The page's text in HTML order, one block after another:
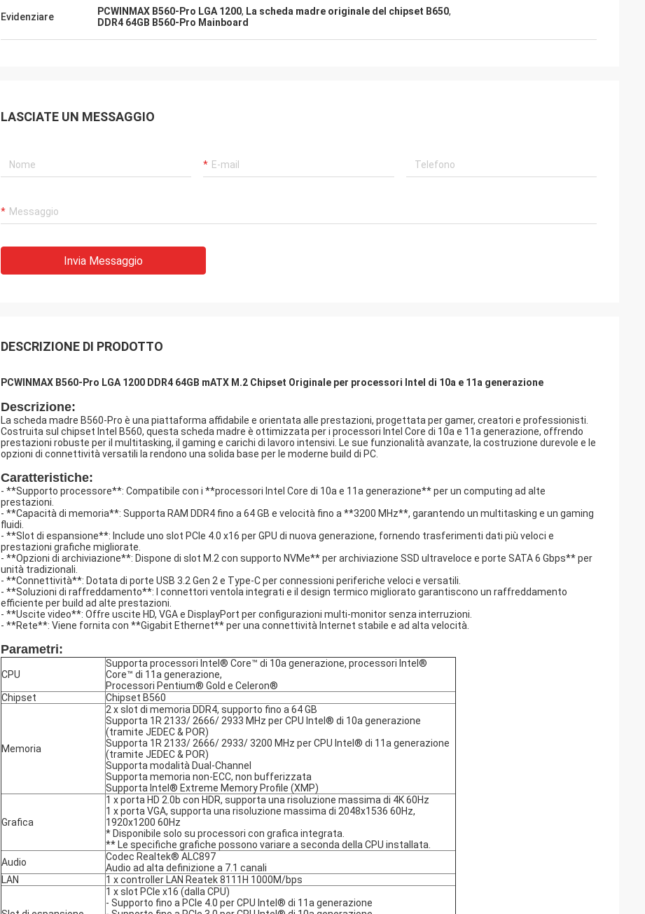
Evidenziare PCWINMAX B560-Pro LGA 1200, La scheda madre originale del chipset B650,
DDR4 64GB B560-Pro Mainboard
LASCIATE UN MESSAGGIO
Invia Messaggio
DESCRIZIONE DI PRODOTTO
PCWINMAX B560-Pro LGA 1200 DDR4 64GB mATX M.2 Chipset Originale per processori Intel di 10a e 11a generazione
Descrizione:
La scheda madre B560-Pro è una piattaforma affidabile e orientata alle prestazioni, progettata per gamer, creatori e professionisti.
Costruita sul chipset Intel B560, questa scheda madre è ottimizzata per i processori Intel Core di 10a e 11a generazione, offrendo
prestazioni robuste per il multitasking, il gaming e carichi di lavoro intensivi. Le sue funzionalità avanzate, la costruzione durevole e le
opzioni di connettività versatili la rendono una solida base per le moderne build di PC.
Caratteristiche:
- **Supporto processore**: Compatibile con i **processori Intel Core di 10a e 11a generazione** per un computing ad alte
prestazioni.
- **Capacità di memoria**: Supporta RAM DDR4 fino a 64 GB e velocità fino a **3200 MHz**, garantendo un multitasking e un gaming
fluidi.
- **Slot di espansione**: Include uno slot PCIe 4.0 x16 per GPU di nuova generazione, fornendo trasferimenti dati più veloci e
prestazioni grafiche migliorate.
- **Opzioni di archiviazione**: Dispone di slot M.2 con supporto NVMe** per archiviazione SSD ultraveloce e porte SATA 6 Gbps** per
unità tradizionali.
- **Connettività**: Dotata di porte USB 3.2 Gen 2 e Type-C per connessioni periferiche veloci e versatili.
- **Soluzioni di raffreddamento**: I connettori ventola integrati e il design termico migliorato garantiscono un raffreddamento
efficiente per build ad alte prestazioni.
- **Uscite video**: Offre uscite HD, VGA e DisplayPort per configurazioni multi-monitor senza interruzioni.
- **Rete**: Viene fornita con **Gigabit Ethernet** per una connettività Internet stabile e ad alta velocità.
Parametri:
CPU
Supporta processori Intel® Core™ di 10a generazione, processori Intel®
Core™ di 11a generazione,
Processori Pentium® Gold e Celeron®
Chipset
Chipset B560
Memoria
2 x slot di memoria DDR4, supporto fino a 64 GB
Supporta 1R 2133/ 2666/ 2933 MHz per CPU Intel® di 10a generazione
(tramite JEDEC & POR)
Supporta 1R 2133/ 2666/ 2933/ 3200 MHz per CPU Intel® di 11a generazione
(tramite JEDEC & POR)
Supporta modalità Dual-Channel
Supporta memoria non-ECC, non bufferizzata
Supporta Intel® Extreme Memory Profile (XMP)
Grafica
1 x porta HD 2.0b con HDR, supporta una risoluzione massima di 4K 60Hz
1 x porta VGA, supporta una risoluzione massima di 2048x1536 60Hz,
1920x1200 60Hz
* Disponibile solo su processori con grafica integrata.
** Le specifiche grafiche possono variare a seconda della CPU installata.
Audio
Codec Realtek® ALC897
Audio ad alta definizione a 7.1 canali
LAN
1 x controller LAN Reatek 8111H 1000M/bps
1 x slot PCIe x16 (dalla CPU)
- Supporto fino a PCIe 4.0 per CPU Intel® di 11a generazione